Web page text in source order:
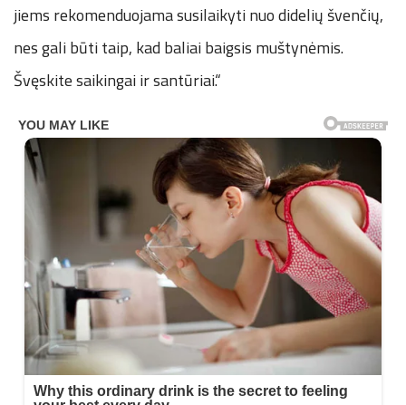
jiems rekomenduojama susilaikyti nuo didelių švenčių,
nes gali būti taip, kad baliai baigsis muštynėmis.
Švęskite saikingai ir santūriai.“